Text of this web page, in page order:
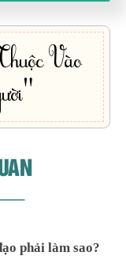
Vào
phải làm sao?